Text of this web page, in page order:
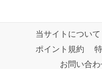
当サイトについて
ポイント規約
お問い合わ